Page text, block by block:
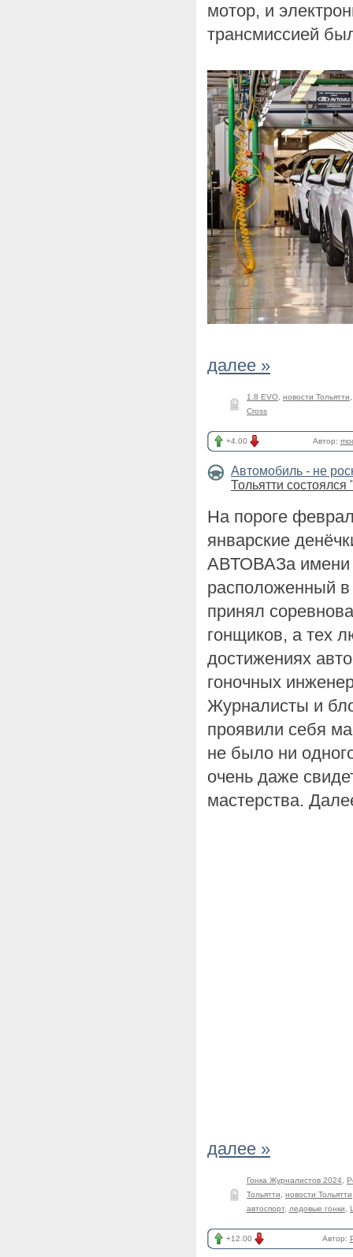
мотор, и
трансмиссией
далее »
1.8 EVO новости Тольятти
Cross
+4.00 Автор:
Автомобиль - не
Тольятти
На пороге
январские
АВТОВАЗа
расположенный
принял
гонщиков, а тех
достижениях
гоночных
Журналисты и
проявили себя
не было ни
очень даже
мастерства.
далее »
Гонка Журналистов 2024
Тольятти
новости Тольятти
автоспорт, ледовые гонки
+12.00 Автор: